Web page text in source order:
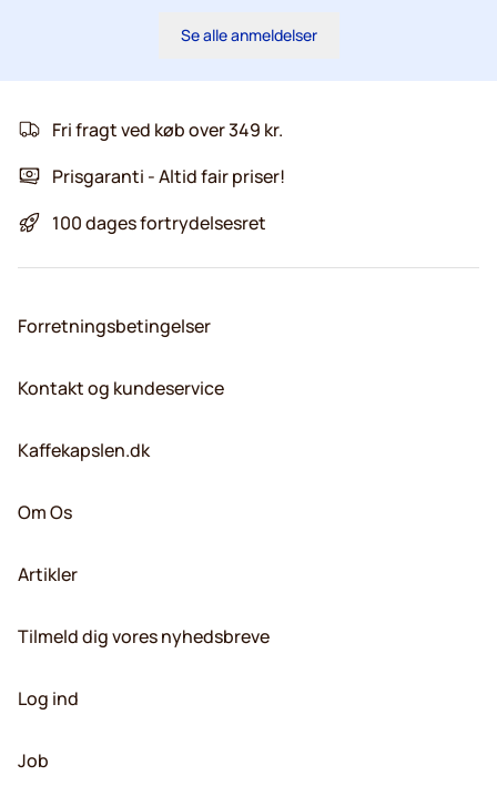
Se alle anmeldelser
Fri fragt ved køb over 349 kr.
Prisgaranti - Altid fair priser!
100 dages fortrydelsesret
Forretningsbetingelser
Kontakt og kundeservice
Kaffekapslen.dk
Om Os
Artikler
Tilmeld dig vores nyhedsbreve
Log ind
Job